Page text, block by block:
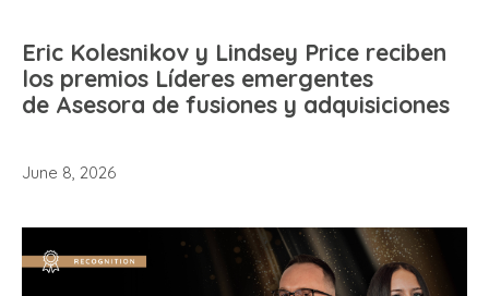
Eric Kolesnikov y Lindsey Price reciben
los premios Líderes emergentes
de Asesora de fusiones y adquisiciones
June 8, 2026